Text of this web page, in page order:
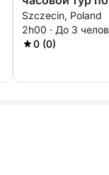
Szczecin, Poland
2h00 · До 3
0 (0)